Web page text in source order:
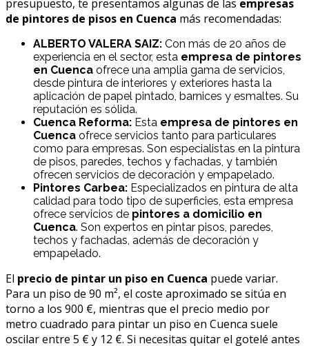
presupuesto, te presentamos algunas de las empresas
de pintores de pisos en Cuenca más recomendadas:
ALBERTO VALERA SAIZ: Con más de 20 años de
experiencia en el sector, esta empresa de pintores
en Cuenca ofrece una amplia gama de servicios,
desde pintura de interiores y exteriores hasta la
aplicación de papel pintado, barnices y esmaltes. Su
reputación es sólida.
Cuenca Reforma: Esta empresa de pintores en
Cuenca ofrece servicios tanto para particulares
como para empresas. Son especialistas en la pintura
de pisos, paredes, techos y fachadas, y también
ofrecen servicios de decoración y empapelado.
Pintores Carbea: Especializados en pintura de alta
calidad para todo tipo de superficies, esta empresa
ofrece servicios de pintores a domicilio en
Cuenca. Son expertos en pintar pisos, paredes,
techos y fachadas, además de decoración y
empapelado.
El precio de pintar un piso en Cuenca puede variar.
Para un piso de 90 m², el coste aproximado se sitúa en
torno a los 900 €, mientras que el precio medio por
metro cuadrado para pintar un piso en Cuenca suele
oscilar entre 5 € y 12 €. Si necesitas quitar el gotelé antes